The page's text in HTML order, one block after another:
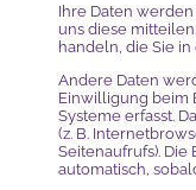
Ihre Daten
uns diese
handeln, die Sie
Andere Daten
Einwilligung beim
Systeme erfasst.
(z. B.
Seitenaufrufs). Die
automatisch,